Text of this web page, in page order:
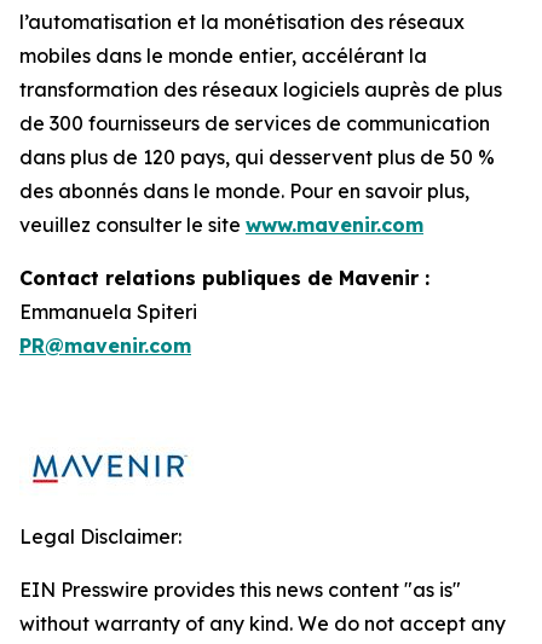
l’automatisation et la monétisation des réseaux
mobiles dans le monde entier, accélérant la
transformation des réseaux logiciels auprès de plus
de 300 fournisseurs de services de communication
dans plus de 120 pays, qui desservent plus de 50 %
des abonnés dans le monde. Pour en savoir plus,
veuillez consulter le site www.mavenir.com
Contact relations publiques de Mavenir :
Emmanuela Spiteri
PR@mavenir.com
Legal Disclaimer:
EIN Presswire provides this news content "as is"
without warranty of any kind. We do not accept any